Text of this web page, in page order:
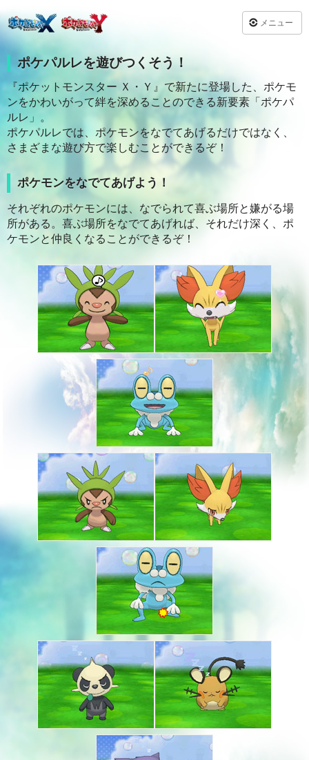
メニュー
ポケパルレを遊びつくそう！
『ポケットモンスター Ｘ・Ｙ』で新たに登場した、ポケモ
ンをかわいがって絆を深めることのできる新要素「ポケパ
ルレ」。
ポケパルレでは、ポケモンをなでてあげるだけではなく、
さまざまな遊び方で楽しむことができるぞ！
ポケモンをなでてあげよう！
それぞれのポケモンには、なでられて喜ぶ場所と嫌がる場
所がある。喜ぶ場所をなでてあげれば、それだけ深く、ポ
ケモンと仲良くなることができるぞ！